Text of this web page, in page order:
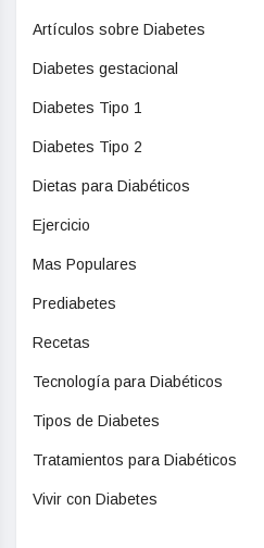
Artículos sobre Diabetes
Diabetes gestacional
Diabetes Tipo 1
Diabetes Tipo 2
Dietas para Diabéticos
Ejercicio
Mas Populares
Prediabetes
Recetas
Tecnología para Diabéticos
Tipos de Diabetes
Tratamientos para Diabéticos
Vivir con Diabetes